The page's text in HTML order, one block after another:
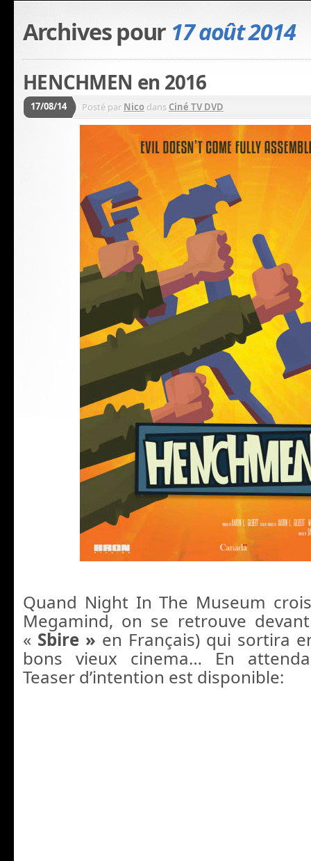
Archives pour 17 août 2014
HENCHMEN en 2016
17/08/14 Posté par Nico dans Ciné TV DVD
Quand Night In The Museum
Megamind, on se retrouve
« Sbire » en Français) qui sortira
bons vieux cinema… En
Teaser d’intention est disponible: